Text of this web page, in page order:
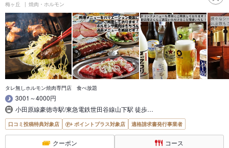
梅ヶ丘 焼肉・ホルモン
タレ無しホルモン焼肉専門店 食べ放題
3001～4000円
小田原線豪徳寺駅/東急電鉄世田谷線山下駅 徒歩…
口コミ投稿特典対象店 ポイントプラス対象店 適格請求書発行事業者
クーポン コース